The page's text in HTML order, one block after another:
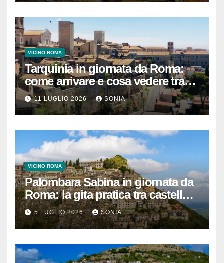
VICINO ROMA
Tarquinia in giornata da Roma:
come arrivare e cosa vedere tra
necropoli etrusca, museo e
centro storico
11 LUGLIO 2026 SONIA
VICINO ROMA
Palombara Sabina in giornata da
Roma: la gita pratica tra castello,
vicoli e Terme di Cretone
5 LUGLIO 2026 SONIA